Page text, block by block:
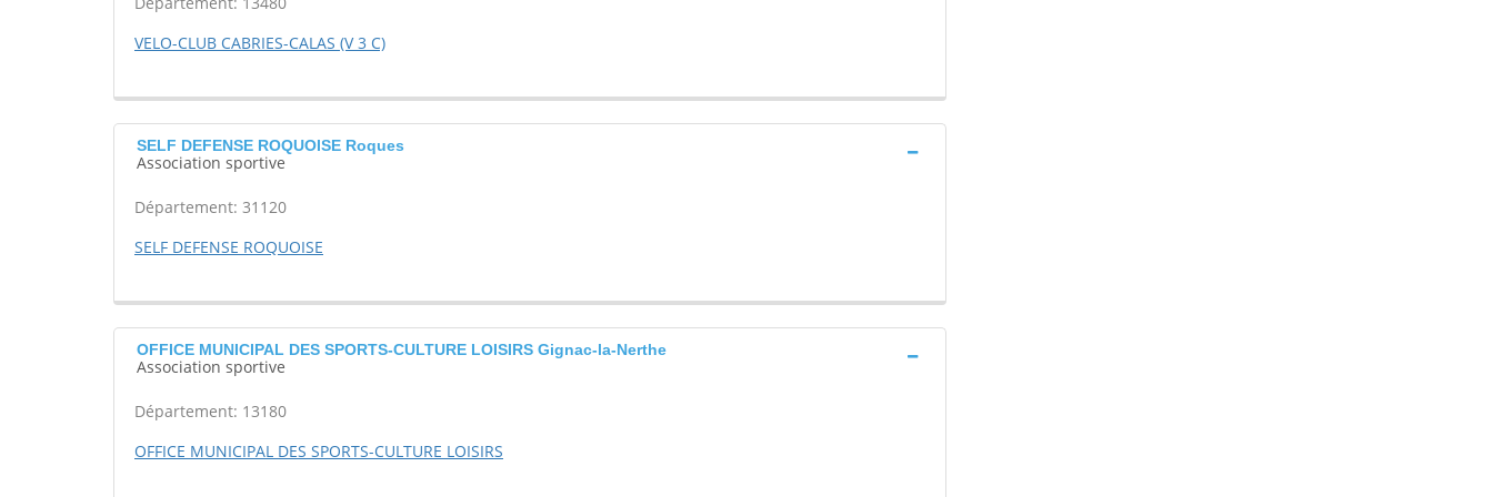
VELO-CLUB CABRIES-CALAS (V 3 C)
SELF DEFENSE ROQUOISE Roques
Association sportive
Département: 31120
SELF DEFENSE ROQUOISE
OFFICE MUNICIPAL DES SPORTS-CULTURE LOISIRS Gignac-la-Nerthe
Association sportive
Département: 13180
OFFICE MUNICIPAL DES SPORTS-CULTURE LOISIRS